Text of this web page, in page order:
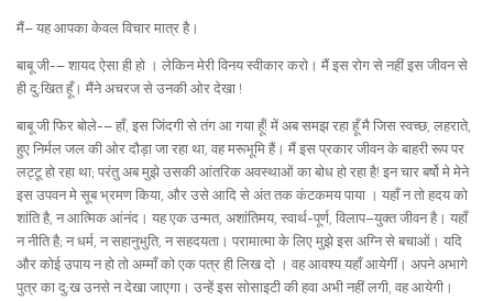
मैं– यह आपका केवल विचार मात्र है।
बाबू जी-– शायद ऐसा ही हो । लेकिन मेरी विनय स्वीकार करो। मैं इस रोग से नहीं इस जीवन से
ही दु:खित हूँ। मैंने अचरज से उनकी ओर देखा !
बाबू जी फिर बोले-– हाँ, इस जिंदगी से तंग आ गया हूँ! में अब समझ रहा हूँ मै जिस स्वच्छ, लहराते,
हुए निर्मल जल की ओर दौड़ा जा रहा था, वह मरूभूमि हैं। मैं इस प्रकार जीवन के बाहरी रूप पर
लट्टू हो रहा था; परंतु अब मुझे उसकी आंतरिक अवस्थाओं का बोध हो रहा है! इन चार बर्षो मे मेने
इस उपवन मे सूब भ्रमण किया, और उसे आदि से अंत तक कंटकमय पाया । यहाँ न तो हदय को
शांति है, न आत्मिक आंनंद। यह एक उन्मत, अशांतिमय, स्वार्थ-पूर्ण, विलाप–युक्त जीवन है। यहाँ
न नीति है; न धर्म, न सहानुभुति, न सहदयता। परामात्मा के लिए मुझे इस अग्नि से बचाओं। यदि
और कोई उपाय न हो तो अम्माँ को एक पत्र ही लिख दो । वह आवश्य यहाँ आयेगीं। अपने अभागे
पुत्र का दु:ख उनसे न देखा जाएगा। उन्हें इस सोसाइटी की हवा अभी नहीं लगी, वह आयेगी।